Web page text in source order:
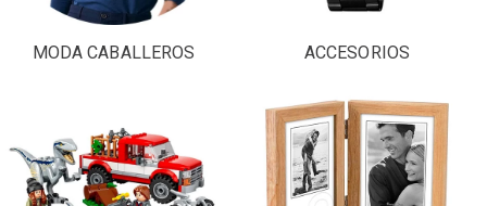
MODA CABALLEROS ACCESORIOS